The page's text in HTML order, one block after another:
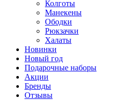
Колготы
Манекены
Ободки
Рюкзачки
Халаты
Новинки
Новый год
Подарочные наборы
Акции
Бренды
Отзывы